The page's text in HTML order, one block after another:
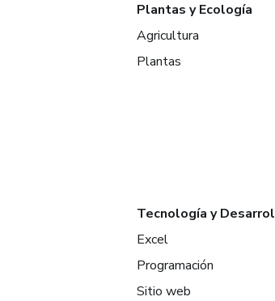
Plantas y Ecología
Agricultura
Plantas
Tecnología y
Excel
Programación
Sitio web